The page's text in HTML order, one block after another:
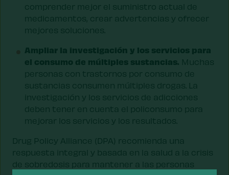
comprender mejor el suministro actual de
medicamentos, crear advertencias y ofrecer
mejores soluciones.
Ampliar la investigación y los servicios para
el consumo de múltiples sustancias. Muchas
personas con trastornos por consumo de
sustancias consumen múltiples drogas. La
investigación y los servicios de adicciones
deben tener en cuenta el policonsumo para
mejorar los servicios y los resultados.
Drug Policy Alliance (DPA) recomienda una
respuesta integral y basada en la salud a la crisis
de sobredosis para mantener a las personas